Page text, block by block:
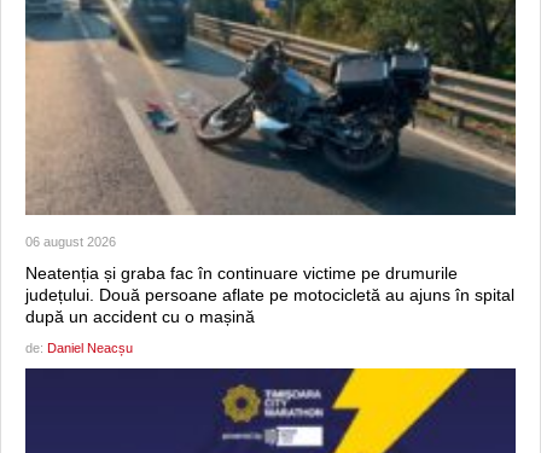
06 august 2026
Neatenția și graba fac în continuare victime pe drumurile
județului. Două persoane aflate pe motocicletă au ajuns în spital
după un accident cu o mașină
de: Daniel Neacșu